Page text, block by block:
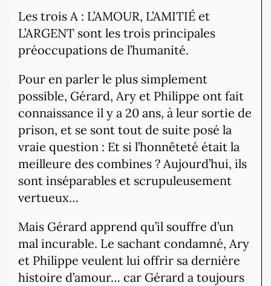
Les trois A : L’AMOUR, L’AMITIÉ et
L’ARGENT sont les trois principales
préoccupations de l’humanité.
Pour en parler le plus simplement
possible, Gérard, Ary et Philippe ont fait
connaissance il y a 20 ans, à leur sortie de
prison, et se sont tout de suite posé la
vraie question : Et si l’honnêteté était la
meilleure des combines ? Aujourd’hui, ils
sont inséparables et scrupuleusement
vertueux…
Mais Gérard apprend qu’il souffre d’un
mal incurable. Le sachant condamné, Ary
et Philippe veulent lui offrir sa dernière
histoire d’amour… car Gérard a toujours